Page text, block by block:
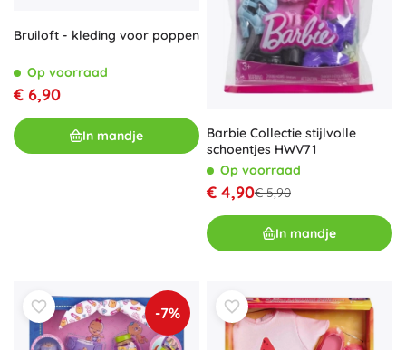
Bruiloft - kleding voor poppen
Op voorraad
€ 6,90
In mandje
Barbie Collectie stijlvolle
schoentjes HWV71
Op voorraad
€ 4,90€ 5,90
In mandje
-7%